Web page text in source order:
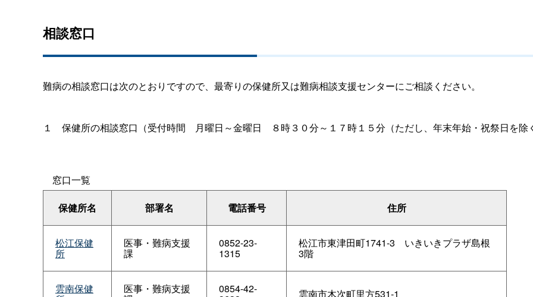
相談窓口
難病の相談窓口は次のとおりですので、最寄りの保健所又は難病相談支援センターにご相談ください。
１ 保健所の相談窓口（受付時間 月曜日～金曜日 ８時３０分～１７時１５分（ただし、年末年始・祝祭日を除
窓口一覧
保健所名 部署名 電話番号 住所
松江保健
所
医事・難病支援
課
0852-23-
1315
松江市東津田町1741-3 いきいきプラザ島根
3階
雲南保健 医事・難病支援 0854-42- 雲南市木次町里方531-1